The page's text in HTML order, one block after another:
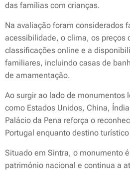
das famílias com crianças.
Na avaliação foram considerados
acessibilidade, o clima, os preços
classificações online e a
familiares, incluindo casas de
de amamentação.
Ao surgir ao lado de monumentos
como Estados Unidos, China,
Palácio da Pena reforça o
Portugal enquanto destino
Situado em Sintra, o monumento
património nacional e continua a